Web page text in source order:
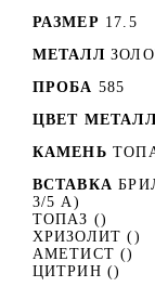
РАЗМЕР 17.5
МЕТАЛЛ
ПРОБА 585
ЦВЕТ
КАМЕНЬ
ВСТАВКА
3/5 A)
ТОПАЗ ()
ХРИЗОЛИТ ()
АМЕТИСТ ()
ЦИТРИН ()